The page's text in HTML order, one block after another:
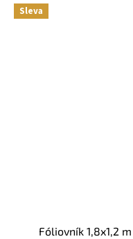
Sleva
fóliovník 1,8x1,2